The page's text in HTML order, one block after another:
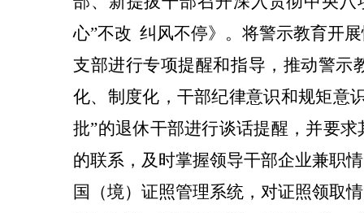
心”不改 纠风不停》。将警示教育开
支部进行专项提醒和指导，推动警示
化、制度化，干部纪律意识和规矩意
批”的退休干部进行谈话提醒，并要
的联系，及时掌握领导干部企业兼职
国（境）证照管理系统，对证照领取